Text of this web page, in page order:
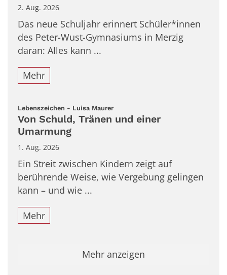
2. Aug. 2026
Das neue Schuljahr erinnert Schüler*innen
des Peter-Wust-Gymnasiums in Merzig
daran: Alles kann ...
Mehr
Lebenszeichen - Luisa Maurer:
Von Schuld, Tränen und einer
Umarmung
1. Aug. 2026
Ein Streit zwischen Kindern zeigt auf
berührende Weise, wie Vergebung gelingen
kann – und wie ...
Mehr
Mehr anzeigen